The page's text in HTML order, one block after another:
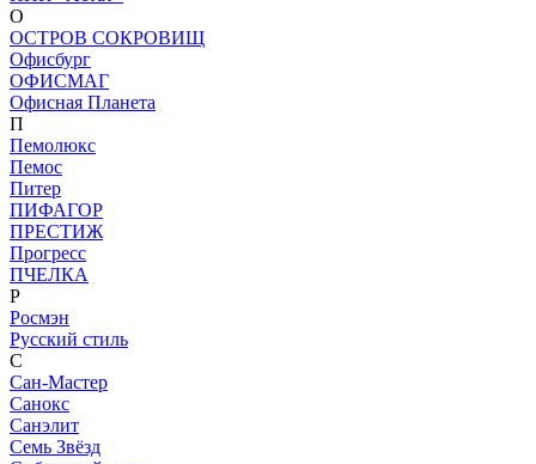
О
ОСТРОВ СОКРОВИЩ
Офисбург
ОФИСМАГ
Офисная Планета
П
Пемолюкс
Пемос
Питер
ПИФАГОР
ПРЕСТИЖ
Прогресс
ПЧЕЛКА
Р
Росмэн
Русский стиль
С
Сан-Мастер
Санокс
Санэлит
Семь Звёзд